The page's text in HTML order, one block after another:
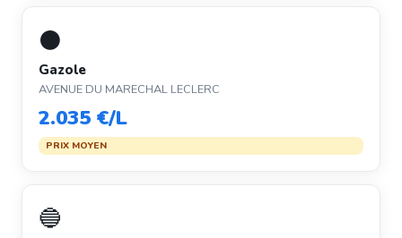
⚫
Gazole
AVENUE DU MARECHAL LECLERC
2.035 €/L
PRIX MOYEN
🔵